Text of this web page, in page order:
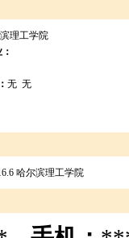
理工学院
无 无
哈尔滨理工学院